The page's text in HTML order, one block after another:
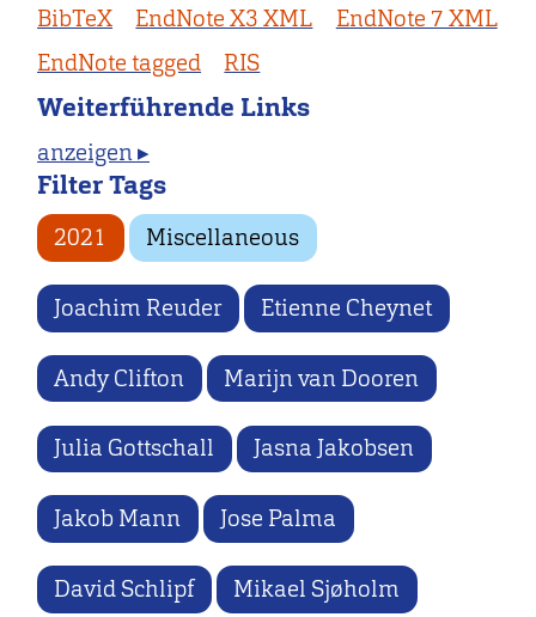
BibTeX EndNote X3 XML
EndNote 7 XML
EndNote tagged
RIS
Weiterführende Links
anzeigen ▸
Filter Tags
2021 Miscellaneous
Joachim Reuder Etienne Cheynet
Andy Clifton Marijn van Dooren
Julia Gottschall Jasna Jakobsen
Jakob Mann Jose Palma
David Schlipf Mikael Sjøholm